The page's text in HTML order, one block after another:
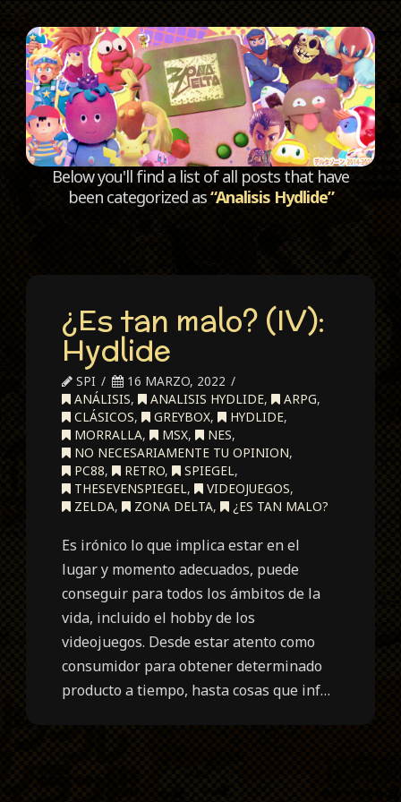
Below you'll find a list of all posts that have
been categorized as“Analisis Hydlide”
¿Es tan malo? (IV):
Hydlide
SPI
16 MARZO, 2022
ANÁLISIS, ANALISIS HYDLIDE, ARPG,
CLÁSICOS, GREYBOX, HYDLIDE,
MORRALLA, MSX, NES,
NO NECESARIAMENTE TU OPINION,
PC88, RETRO, SPIEGEL,
THESEVENSPIEGEL, VIDEOJUEGOS,
ZELDA, ZONA DELTA, ¿ES TAN MALO?
Es irónico lo que implica estar en el
lugar y momento adecuados, puede
conseguir para todos los ámbitos de la
vida, incluido el hobby de los
videojuegos. Desde estar atento como
consumidor para obtener determinado
producto a tiempo, hasta cosas que inf…